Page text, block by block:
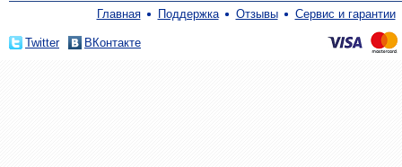
Главная Поддержка Отзывы Сервис и гарантии
Twitter ВКонтакте